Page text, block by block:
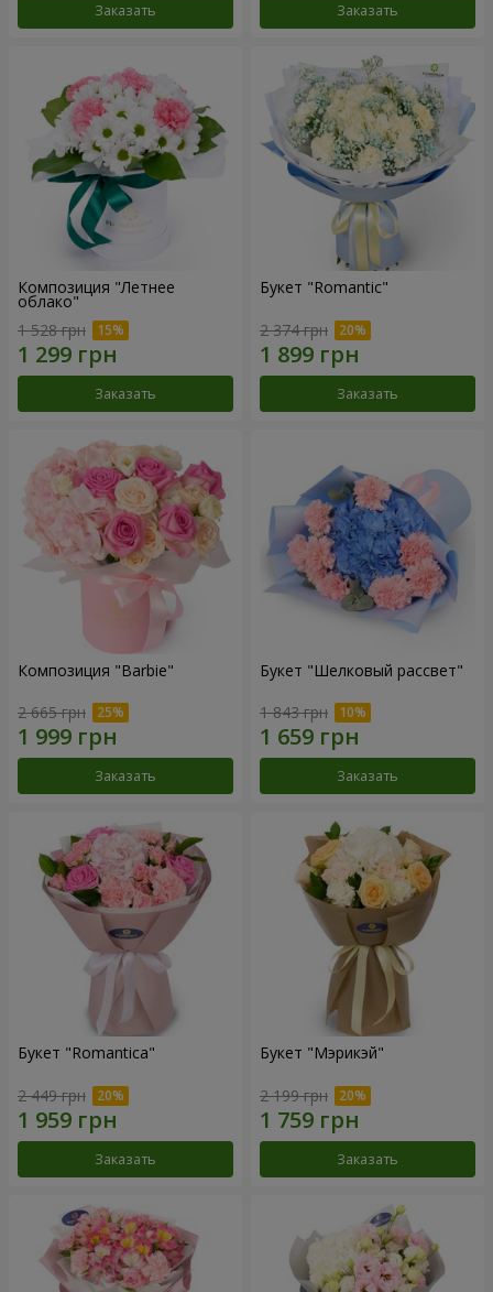
Заказать Заказать
Композиция "Летнее
облако"
1 528 грн
Заказать
Букет "Romantic"
2 374 грн
Заказать
Композиция "Barbie"
2 665 грн
Заказать
Букет "Шелковый рассвет"
1 843 грн
Заказать
Букет "Romantica"
2 449 грн
Заказать
Букет "Мэрикэй"
2 199 грн
Заказать